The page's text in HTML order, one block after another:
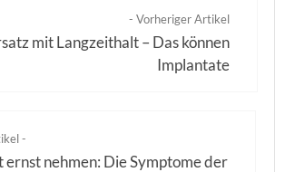
- Vorheriger Artikel
mit Langzeithalt – Das können
Implantate
-
ernst nehmen: Die Symptome der